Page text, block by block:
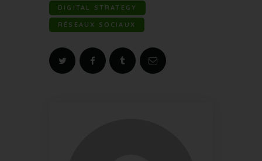
DIGITAL STRATEGY
RÉSEAUX SOCIAUX